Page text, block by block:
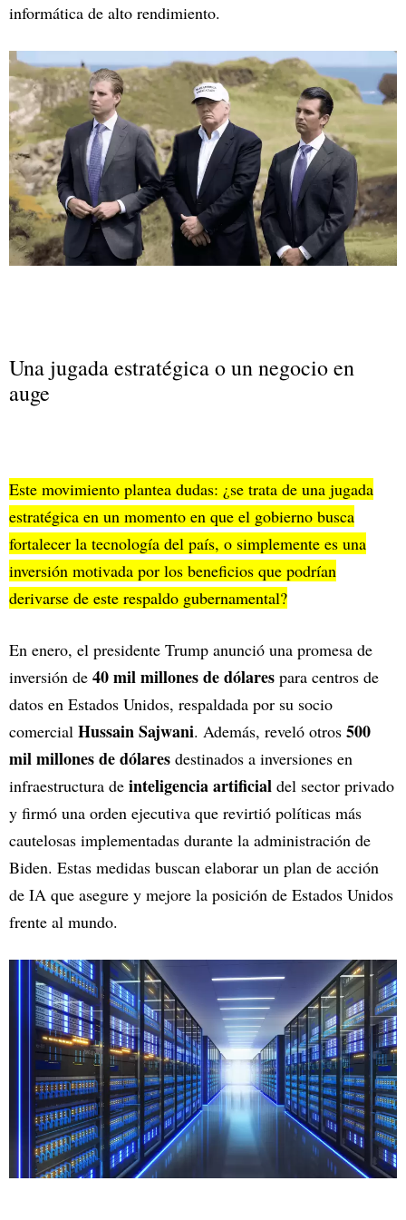
informática de alto rendimiento.
Una jugada estratégica o un negocio en
auge
Este movimiento plantea dudas: ¿se trata de una jugada
estratégica en un momento en que el gobierno busca
fortalecer la tecnología del país, o simplemente es una
inversión motivada por los beneficios que podrían
derivarse de este respaldo gubernamental?
En enero, el presidente Trump anunció una promesa de
inversión de 40 mil millones de dólares para centros de
datos en Estados Unidos, respaldada por su socio
comercial Hussain Sajwani. Además, reveló otros 500
mil millones de dólares destinados a inversiones en
infraestructura de inteligencia artificial del sector privado
y firmó una orden ejecutiva que revirtió políticas más
cautelosas implementadas durante la administración de
Biden. Estas medidas buscan elaborar un plan de acción
de IA que asegure y mejore la posición de Estados Unidos
frente al mundo.